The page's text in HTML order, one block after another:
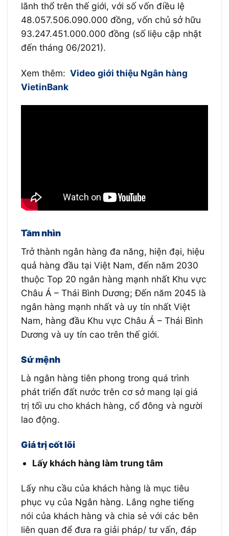
lãnh thổ trên thế giới, với số vốn điều lệ
48.057.506.090.000 đồng, vốn chủ sở hữu
93.247.451.000.000 đồng (số liệu cập nhật
đến tháng 06/2021).
Xem thêm: Video giới thiệu Ngân hàng
VietinBank
Tầm nhìn
Trở thành ngân hàng đa năng, hiện đại, hiệu
quả hàng đầu tại Việt Nam, đến năm 2030
thuộc Top 20 ngân hàng mạnh nhất Khu vực
Châu Á – Thái Bình Dương; Đến năm 2045 là
ngân hàng mạnh nhất và uy tín nhất Việt
Nam, hàng đầu Khu vực Châu Á – Thái Bình
Dương và uy tín cao trên thế giới.
Sứ mệnh
Là ngân hàng tiên phong trong quá trình
phát triển đất nước trên cơ sở mang lại giá
trị tối ưu cho khách hàng, cổ đông và người
lao động.
Giá trị cốt lõi
Lấy khách hàng làm trung tâm
Lấy nhu cầu của khách hàng là mục tiêu
phục vụ của Ngân hàng. Lắng nghe tiếng
nói của khách hàng và chia sẻ với các bên
liên quan để đưa ra giải pháp/ tư vấn, đáp